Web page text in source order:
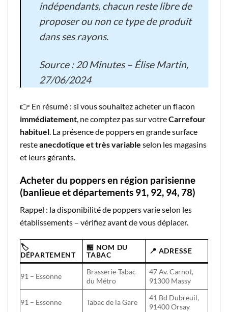
indépendants, chacun reste libre de
proposer ou non ce type de produit
dans ses rayons.
Source : 20 Minutes – Élise Martin,
27/06/2024
👉 En résumé : si vous souhaitez acheter un flacon
immédiatement, ne comptez pas sur votreCarrefour
habituel. La présence de poppers en grande surface
resteanecdotique et très variable selon les magasins
et leurs gérants.
Acheter du poppers en région parisienne
(banlieue et départements 91, 92, 94, 78)
Rappel : la disponibilité de poppers varie selon les
établissements – vérifiez avant de vous déplacer.
🏷️
DÉPARTEMENT
🏪 NOM DU
TABAC
📍 ADRESSE
91 – Essonne
Brasserie-Tabac
du Métro
47 Av. Carnot,
91300 Massy
91 – Essonne Tabac de la Gare
41 Bd Dubreuil,
91400 Orsay